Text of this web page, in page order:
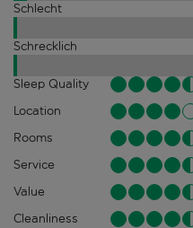
Schlecht
Schrecklich
Sleep Quality
Location
Rooms
Service
Value
Cleanliness